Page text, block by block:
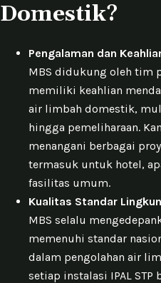
Domestik?
Pengalaman dan
MBS didukung oleh tim
memiliki keahlian
air limbah domestik,
hingga pemeliharaan.
menangani berbagai
termasuk untuk hotel,
fasilitas umum.
Kualitas Standar
MBS selalu
memenuhi standar
dalam pengolahan air
setiap instalasi IPAL STP